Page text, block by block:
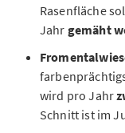
Rasenfläche
Jahr gemäht
wird pro Jahr
Schnitt ist im